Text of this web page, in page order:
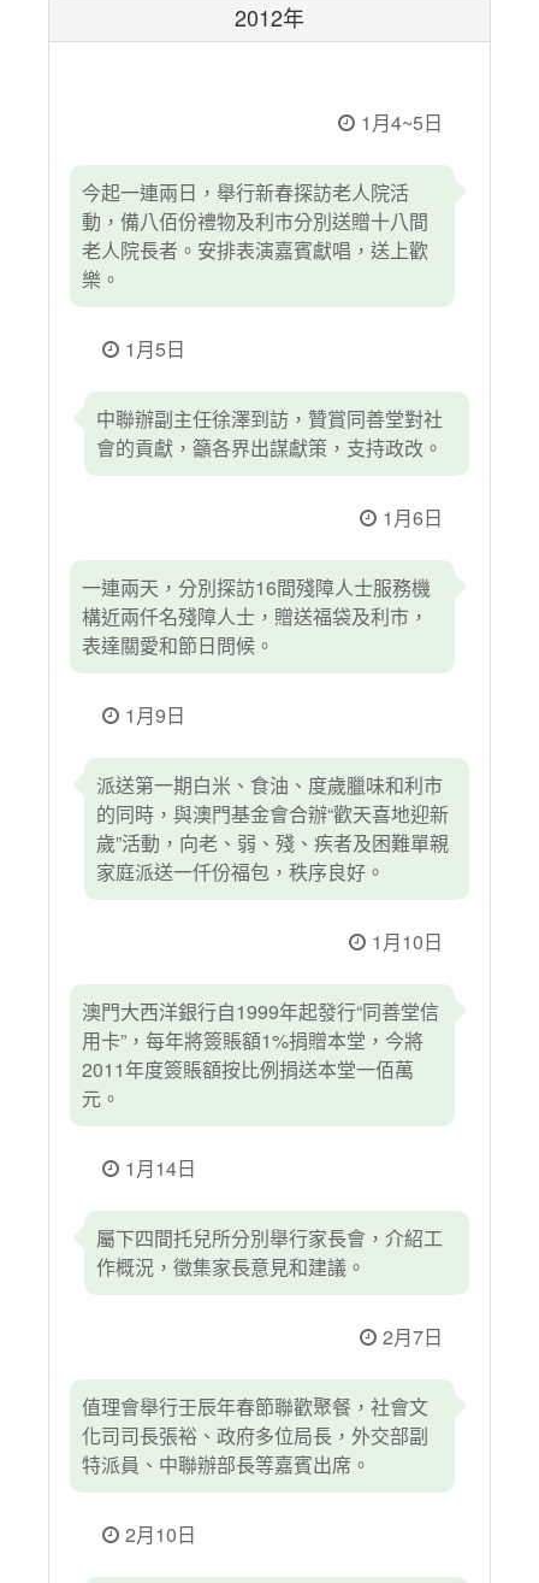
2012年
1月4~5日
今起一連兩日，舉行新春探訪老人院活
動，備八佰份禮物及利市分別送贈十八間
老人院長者。安排表演嘉賓獻唱，送上歡
樂。
1月5日
中聯辦副主任徐澤到訪，贊賞同善堂對社
會的貢獻，籲各界出謀獻策，支持政改。
1月6日
一連兩天，分別探訪16間殘障人士服務機
構近兩仟名殘障人士，贈送福袋及利市，
表達關愛和節日問候。
1月9日
派送第一期白米、食油、度歲臘味和利市
的同時，與澳門基金會合辦“歡天喜地迎新
歲”活動，向老、弱、殘、疾者及困難單親
家庭派送一仟份福包，秩序良好。
1月10日
澳門大西洋銀行自1999年起發行“同善堂信
用卡”，每年將簽賬額1%捐贈本堂，今將
2011年度簽賬額按比例捐送本堂一佰萬
元。
1月14日
屬下四間托兒所分別舉行家長會，介紹工
作概況，徵集家長意見和建議。
2月7日
值理會舉行壬辰年春節聯歡聚餐，社會文
化司司長張裕、政府多位局長，外交部副
特派員、中聯辦部長等嘉賓出席。
2月10日